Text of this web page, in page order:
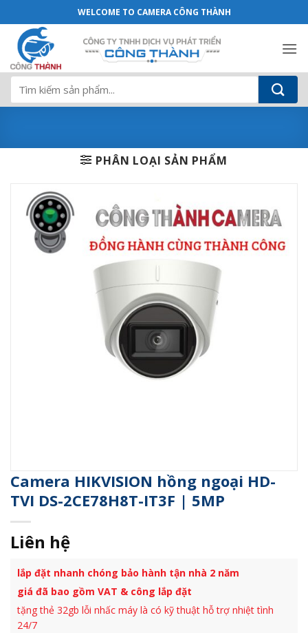
qua
dung
Camera HIKVISION hồng ngoại HD-TVI
WELCOME TO CAMERA CÔNG THÀNH
Tìm
kiếm:
PHÂN LOẠI SẢN PHẨM
Camera HIKVISION hồng ngoại HD-
TVI DS-2CE78H8T-IT3F | 5MP
Liên hệ
lắp đặt nhanh chóng bảo hành tận nhà 2 năm
giá đã bao gồm VAT & công lắp đặt
tặng thẻ 32gb lỗi nhấc máy là có kỹ thuật hỗ trợ nhiệt tình
24/7